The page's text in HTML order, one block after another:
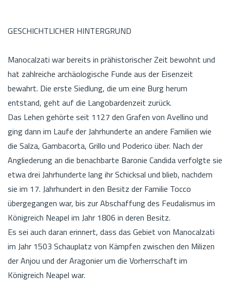
GESCHICHTLICHER HINTERGRUND
Manocalzati war bereits in prähistorischer Zeit bewohnt und
hat zahlreiche archäologische Funde aus der Eisenzeit
bewahrt. Die erste Siedlung, die um eine Burg herum
entstand, geht auf die Langobardenzeit zurück.
Das Lehen gehörte seit 1127 den Grafen von Avellino und
ging dann im Laufe der Jahrhunderte an andere Familien wie
die Salza, Gambacorta, Grillo und Poderico über. Nach der
Angliederung an die benachbarte Baronie Candida verfolgte sie
etwa drei Jahrhunderte lang ihr Schicksal und blieb, nachdem
sie im 17. Jahrhundert in den Besitz der Familie Tocco
übergegangen war, bis zur Abschaffung des Feudalismus im
Königreich Neapel im Jahr 1806 in deren Besitz.
Es sei auch daran erinnert, dass das Gebiet von Manocalzati
im Jahr 1503 Schauplatz von Kämpfen zwischen den Milizen
der Anjou und der Aragonier um die Vorherrschaft im
Königreich Neapel war.